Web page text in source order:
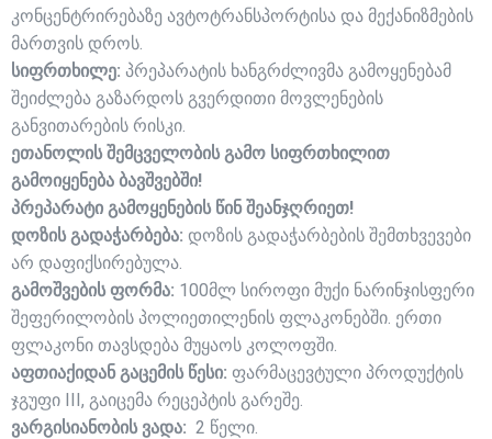
კონცენტრირებაზე ავტოტრანსპორტისა და მექანიზმების
მართვის დროს.
სიფრთხილე: პრეპარატის ხანგრძლივმა გამოყენებამ
შეიძლება გაზარდოს გვერდითი მოვლენების
განვითარების რისკი.
ეთანოლის შემცველობის გამო სიფრთხილით
გამოიყენება ბავშვებში!
პრეპარატი გამოყენების წინ შეანჯღრიეთ!
დოზის გადაჭარბება: დოზის გადაჭარბების შემთხვევები
არ დაფიქსირებულა.
გამოშვების ფორმა: 100მლ სიროფი მუქი ნარინჯისფერი
შეფერილობის პოლიეთილენის ფლაკონებში. ერთი
ფლაკონი თავსდება მუყაოს კოლოფში.
აფთიაქიდან გაცემის წესი: ფარმაცევტული პროდუქტის
ჯგუფი III, გაიცემა რეცეპტის გარეშე.
ვარგისიანობის ვადა: 2 წელი.